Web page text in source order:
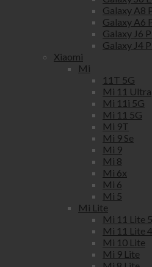
Galaxy A8
Galaxy A6
Galaxy J6
Galaxy J4
Xiaomi
Mi
11T 5G
Mi 11 Ultra
Mi 11i 5G
Mi 11 5G
Mi 9T
Mi 9 Se
Mi 9
Mi 8
Mi 6x
Mi 6
Mi 5
Mi Lite
Mi 11 Lite
Mi 11 Lite
Mi 10 Lite
Mi 9 Lite